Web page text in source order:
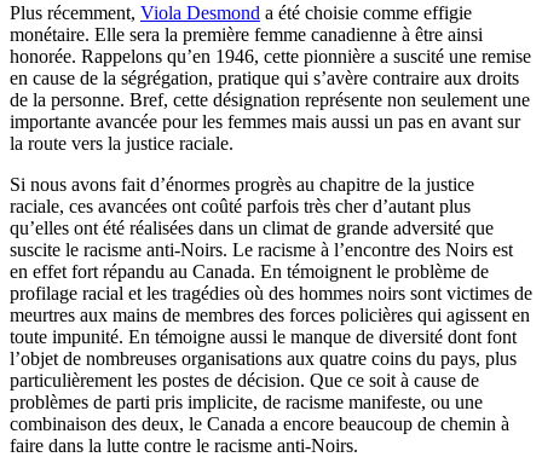
Plus récemment, Viola Desmond a été choisie comme effigie
monétaire. Elle sera la première femme canadienne à être ainsi
honorée. Rappelons qu’en 1946, cette pionnière a suscité une remise
en cause de la ségrégation, pratique qui s’avère contraire aux droits
de la personne. Bref, cette désignation représente non seulement une
importante avancée pour les femmes mais aussi un pas en avant sur
la route vers la justice raciale.
Si nous avons fait d’énormes progrès au chapitre de la justice
raciale, ces avancées ont coûté parfois très cher d’autant plus
qu’elles ont été réalisées dans un climat de grande adversité que
suscite le racisme anti-Noirs. Le racisme à l’encontre des Noirs est
en effet fort répandu au Canada. En témoignent le problème de
profilage racial et les tragédies où des hommes noirs sont victimes de
meurtres aux mains de membres des forces policières qui agissent en
toute impunité. En témoigne aussi le manque de diversité dont font
l’objet de nombreuses organisations aux quatre coins du pays, plus
particulièrement les postes de décision. Que ce soit à cause de
problèmes de parti pris implicite, de racisme manifeste, ou une
combinaison des deux, le Canada a encore beaucoup de chemin à
faire dans la lutte contre le racisme anti-Noirs.